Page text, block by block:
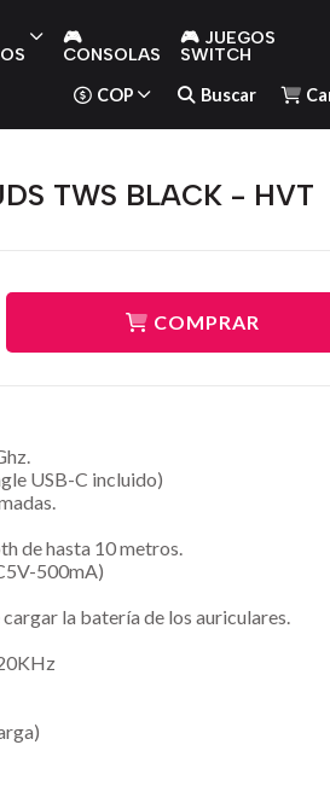
🎮
CONSOLAS
🎮 JUEGOS
SWITCH
COP Buscar
TWS BLACK - HVT
COMPRAR
USB-C incluido)
de hasta 10 metros.
500mA)
la batería de los auriculares.